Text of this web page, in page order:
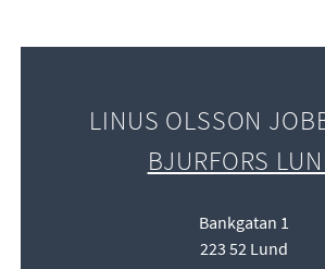
LINUS OLSSON
BJURFORS
Bankgatan 1
223 52 Lund